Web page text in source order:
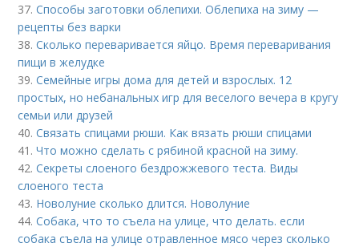
37.Способы заготовки облепихи. Облепиха на зиму —
рецепты без варки
38.Сколько переваривается яйцо. Время переваривания
пищи в желудке
39.Семейные игры дома для детей и взрослых. 12
простых, но небанальных игр для веселого вечера в кругу
семьи или друзей
40.Связать спицами рюши. Как вязать рюши спицами
41.Что можно сделать с рябиной красной на зиму.
42.Секреты слоеного бездрожжевого теста. Виды
слоеного теста
43. Новолуние сколько длится. Новолуние
44.Собака, что то съела на улице, что делать. если
собака съела на улице отравленное мясо через сколько